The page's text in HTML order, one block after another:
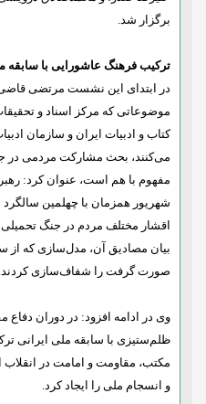
برگزار ‌شد.
ترکیب فرهنگ عاشورایی با سابقه
در ابتدای این نشست مرتضی قاضی
موضوعاتی که مرکز اسناد و
کتاب و ادبیات ایران و سازمان
می‌کنند، بحث مشارکت مردمی در
شهریور همزمان با چهلمین
اقشار مختلف مردم در جنگ تحمیلی
بیان مصادیق آن، مدل‌سازی که
صورت گرفت را شفاف‌سازی کردند.
وی در ادامه افزود: در دوران
ظلم‌ستیزی با سابقه ملی ایرانی
مکتب، مقاومت و امامت در
و انسجام ملی را ایجاد کرد.